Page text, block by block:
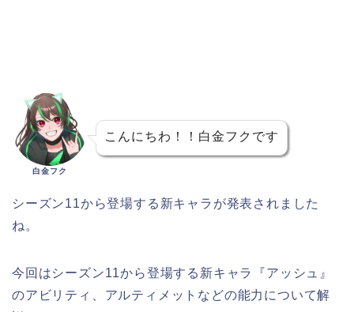
白金フク
こんにちわ！！白金フクです
シーズン11から登場する新キャラが発表されました
ね。
今回はシーズン11から登場する新キャラ『アッシュ』
のアビリティ、アルティメットなどの能力について解